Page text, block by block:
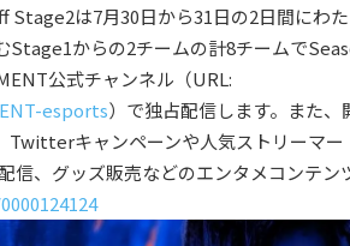
Stage2は7月30日から31日の2日間にわ
Stage1からの2チームの計8チームで
公式チャンネル（URL:
esports）で独占配信します。また
キャンペーンや人気ストリーマー
信、グッズ販売などのエンタメコンテン